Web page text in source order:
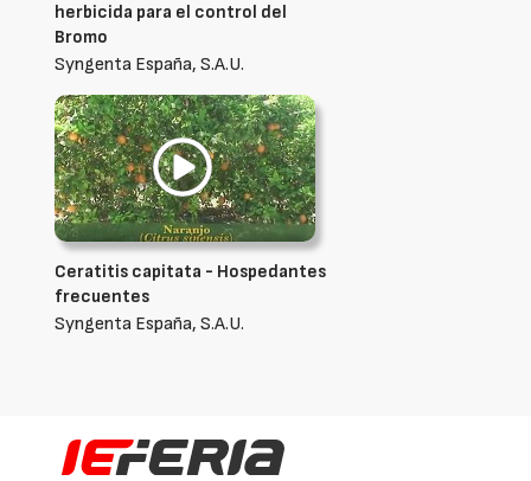
herbicida para el control del
Bromo
Syngenta España, S.A.U.
Ceratitis capitata - Hospedantes
frecuentes
Syngenta España, S.A.U.